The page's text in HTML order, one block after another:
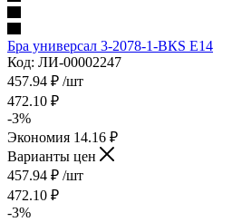
Бра универсал 3-2078-1-ВКS Е14
Код: ЛИ-00002247
457.94 ₽ /шт
472.10 ₽
-3%
Экономия 14.16 ₽
Варианты цен
457.94 ₽ /шт
472.10 ₽
-3%